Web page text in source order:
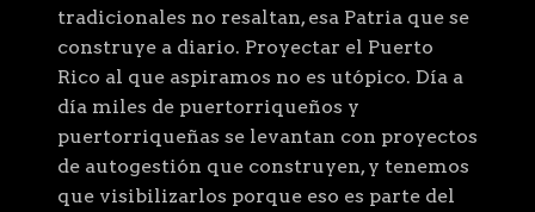
tradicionales no resaltan, esa Patria que se
construye a diario. Proyectar el Puerto
Rico al que aspiramos no es utópico. Día a
día miles de puertorriqueños y
puertorriqueñas se levantan con proyectos
de autogestión que construyen, y tenemos
que visibilizarlos porque eso es parte del